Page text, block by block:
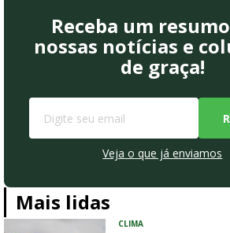
Receba um
nossas notícias e
de graça!
Veja o que já enviamos
Mais lidas
CLIMA